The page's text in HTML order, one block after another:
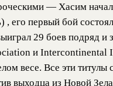
— Хасим начал
, его первый бой
29 боев подряд и
и Intercontinental
весе. Все эти титулы
выходца из Новой